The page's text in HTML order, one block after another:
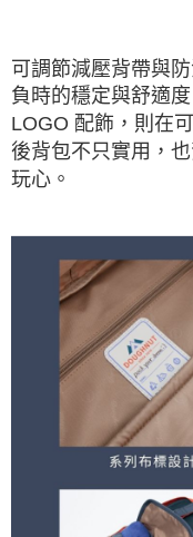
可調節減壓背帶與
負時的穩定與舒適
LOGO 配飾，則在
後背包不只實用，
玩心。